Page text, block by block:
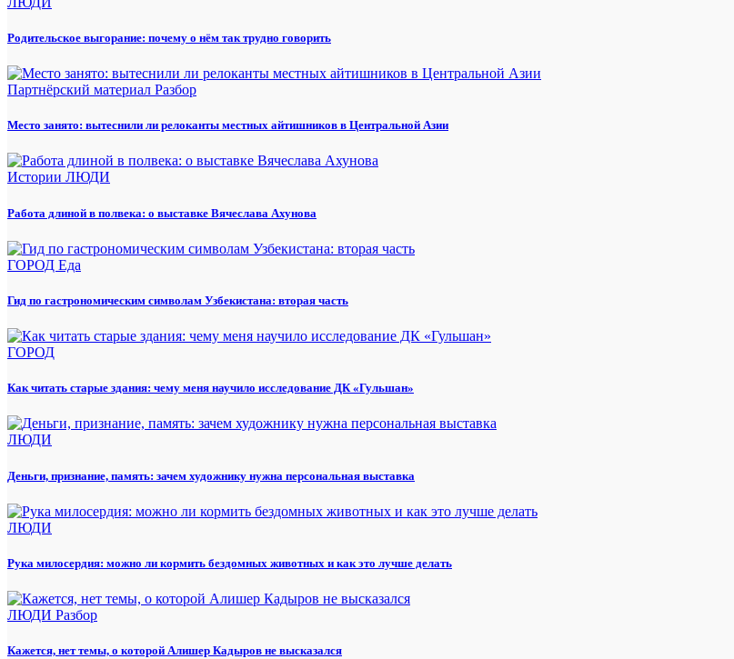
Родительское выгорание: почему о нём так трудно говорить
Партнёрский материал Разбор
Место занято: вытеснили ли релоканты местных айтишников в Центральной Азии
Истории ЛЮДИ
Работа длиной в полвека: о выставке Вячеслава Ахунова
ГОРОД Еда
Гид по гастрономическим символам Узбекистана: вторая часть
ГОРОД
Как читать старые здания: чему меня научило исследование ДК «Гульшан»
ЛЮДИ
Деньги, признание, память: зачем художнику нужна персональная выставка
ЛЮДИ
Рука милосердия: можно ли кормить бездомных животных и как это лучше делать
ЛЮДИ Разбор
Кажется, нет темы, о которой Алишер Кадыров не высказался